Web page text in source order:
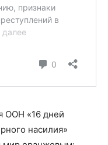
ООН «16 дней
насилия»